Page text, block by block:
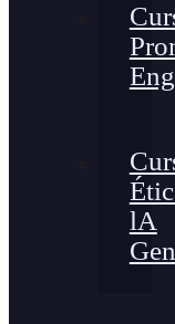
lA